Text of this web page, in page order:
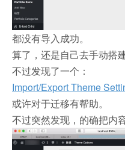
都没有导入成功。
算了，还是自己去手动搭建
不过发现了一个：
Import/Export Theme
或许对于迁移有帮助。
不过突然发现，的确把内